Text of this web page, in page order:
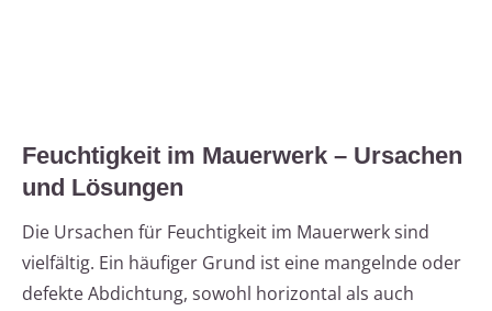
Feuchtigkeit im Mauerwerk – Ursachen
und Lösungen
Die Ursachen für Feuchtigkeit im Mauerwerk sind
vielfältig. Ein häufiger Grund ist eine mangelnde oder
defekte Abdichtung, sowohl horizontal als auch